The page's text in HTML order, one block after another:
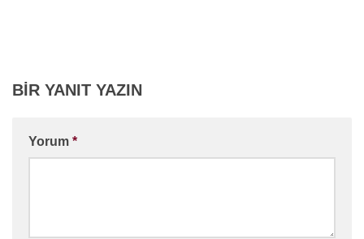
BIR YANIT YAZIN
Yorum *